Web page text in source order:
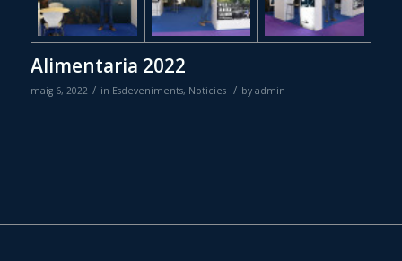
Alimentaria 2022
maig 6, 2022 / in Esdeveniments, Noticies / by admin